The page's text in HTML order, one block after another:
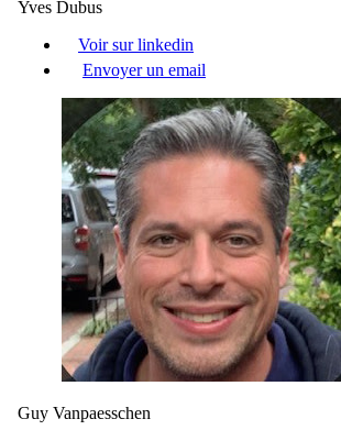
Yves Dubus
Voir sur linkedin
Envoyer un email
Guy Vanpaesschen